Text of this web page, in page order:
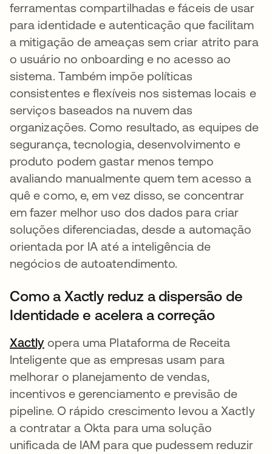
ferramentas compartilhadas e fáceis de usar
para identidade e autenticação que facilitam
a mitigação de ameaças sem criar atrito para
o usuário no onboarding e no acesso ao
sistema. Também impõe políticas
consistentes e flexíveis nos sistemas locais e
serviços baseados na nuvem das
organizações. Como resultado, as equipes de
segurança, tecnologia, desenvolvimento e
produto podem gastar menos tempo
avaliando manualmente quem tem acesso a
quê e como, e, em vez disso, se concentrar
em fazer melhor uso dos dados para criar
soluções diferenciadas, desde a automação
orientada por IA até a inteligência de
negócios de autoatendimento.
Como a Xactly reduz a dispersão de
Identidade e acelera a correção
Xactlyabre em uma nova guia
opera uma Plataforma de Receita
Inteligente que as empresas usam para
melhorar o planejamento de vendas,
incentivos e gerenciamento e previsão de
pipeline. O rápido crescimento levou a Xactly
a contratar a Okta para uma solução
unificada de IAM para que pudessem reduzir